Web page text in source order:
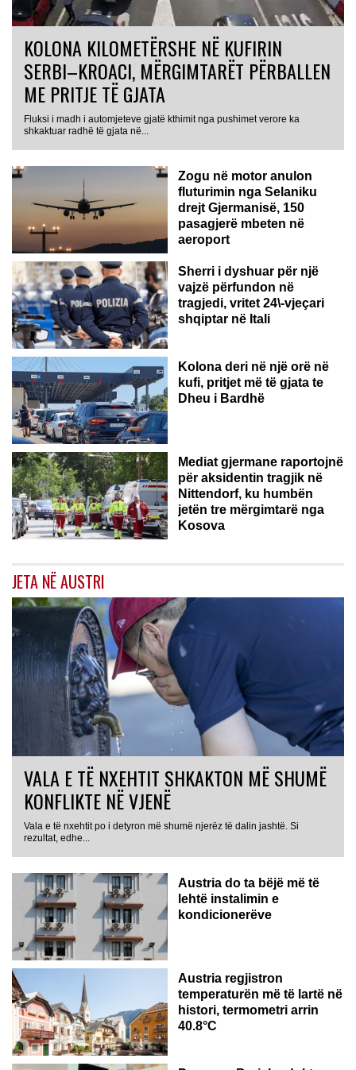
KOLONA KILOMETËRSHE NË KUFIRIN
SERBI–KROACI, MËRGIMTARËT PËRBALLEN
ME PRITJE TË GJATA
Fluksi i madh i automjeteve gjatë kthimit nga pushimet verore ka
shkaktuar radhë të gjata në...
Zogu në motor anulon
fluturimin nga Selaniku
drejt Gjermanisë, 150
pasagjerë mbeten në
aeroport
ITALI
Sherri i dyshuar për një
vajzë përfundon në
tragjedi, vritet 24\-vjeçari
shqiptar në Itali
Kolona deri në një orë në
kufi, pritjet më të gjata te
Dheu i Bardhë
GJERMANI
Mediat gjermane raportojnë
për aksidentin tragjik në
Nittendorf, ku humbën
jetën tre mërgimtarë nga
Kosova
JETA NË AUSTRI
VALA E TË NXEHTIT SHKAKTON MË SHUMË
KONFLIKTE NË VJENË
Vala e të nxehtit po i detyron më shumë njerëz të dalin jashtë. Si
rezultat, edhe...
Austria do ta bëjë më të
lehtë instalimin e
kondicionerëve
Austria regjistron
temperaturën më të lartë në
histori, termometri arrin
40.8°C
AUSTRI